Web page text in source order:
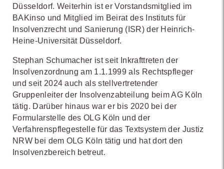
Düsseldorf. Weiterhin ist er Vorstandsmitglied im
BAKinso und Mitglied im Beirat des Instituts für
Insolvenzrecht und Sanierung (ISR) der Heinrich-
Heine-Universität Düsseldorf.
Stephan Schumacher ist seit Inkrafttreten der
Insolvenzordnung am 1.1.1999 als Rechtspfleger
und seit 2024 auch als stellvertretender
Gruppenleiter der Insolvenzabteilung beim AG Köln
tätig. Darüber hinaus war er bis 2020 bei der
Formularstelle des OLG Köln und der
Verfahrenspflegestelle für das Textsystem der Justiz
NRW bei dem OLG Köln tätig und hat dort den
Insolvenzbereich betreut.